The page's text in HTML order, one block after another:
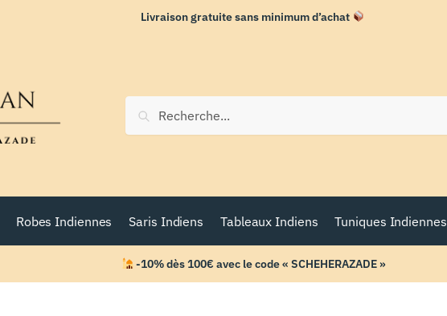
Livraison gratuite sans minimum d’achat
Recherche
Robes Indiennes Saris Indiens Tableaux Indiens Tuniques Indiennes
-10% dès 100€ avec le code « SCHEHERAZADE »